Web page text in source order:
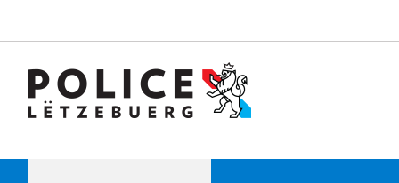
navigation
DE
LANGUE